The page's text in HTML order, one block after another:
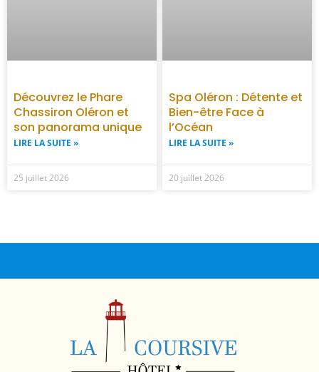
Découvrez le Phare
Chassiron Oléron et
son panorama unique
LIRE LA SUITE »
25 juillet 2026
Spa Oléron : Détente et
Bien-être Face à
l’Océan
LIRE LA SUITE »
20 juillet 2026